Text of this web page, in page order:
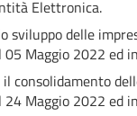
Elettronica.
sviluppo delle
Maggio 2022 ed
consolidamento
Maggio 2022 ed